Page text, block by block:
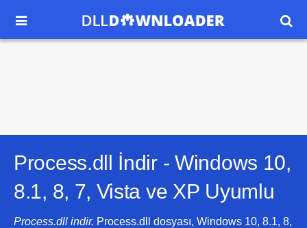
 
Process.dll İndir - Windows 10,
8.1, 8, 7, Vista ve XP Uyumlu
Process.dll indir. Process.dll dosyası, Windows 10, 8.1, 8,